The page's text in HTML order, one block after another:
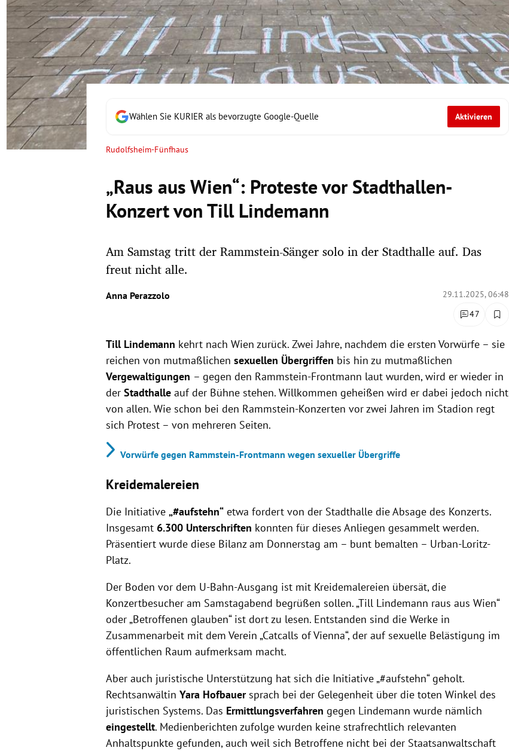
Untermenü
Untermenü
Untermenü
Untermenü
Untermenü
Wählen Sie KURIER als bevorzugte Google-Quelle Aktivieren
Rudolfsheim-Fünfhaus
„Raus aus Wien“: Proteste vor Stadthallen-
Konzert von Till Lindemann
Am Samstag tritt der Rammstein-Sänger solo in der Stadthalle auf. Das
freut nicht alle.
Anna Perazzolo
29.11.2025, 06:48
47
Till Lindemann kehrt nach Wien zurück. Zwei Jahre, nachdem die ersten Vorwürfe – sie
reichen von mutmaßlichen sexuellen Übergriffen bis hin zu mutmaßlichen
Vergewaltigungen – gegen den Rammstein-Frontmann laut wurden, wird er wieder in
der Stadthalle auf der Bühne stehen. Willkommen geheißen wird er dabei jedoch nicht
von allen. Wie schon bei den Rammstein-Konzerten vor zwei Jahren im Stadion regt
sich Protest – von mehreren Seiten.
Vorwürfe gegen Rammstein-Frontmann wegen sexueller Übergriffe
Kreidemalereien
Die Initiative „#aufstehn“etwa fordert von der Stadthalle die Absage des Konzerts.
Insgesamt 6.300 Unterschriften konnten für dieses Anliegen gesammelt werden.
Präsentiert wurde diese Bilanz am Donnerstag am – bunt bemalten – Urban-Loritz-
Platz.
Der Boden vor dem U-Bahn-Ausgang ist mit Kreidemalereien übersät, die
Konzertbesucher am Samstagabend begrüßen sollen. „Till Lindemann raus aus Wien“
oder „Betroffenen glauben“ ist dort zu lesen. Entstanden sind die Werke in
Zusammenarbeit mit dem Verein „Catcalls of Vienna“, der auf sexuelle Belästigung im
öffentlichen Raum aufmerksam macht.
Aber auch juristische Unterstützung hat sich die Initiative „#aufstehn“ geholt.
Rechtsanwältin Yara Hofbauersprach bei der Gelegenheit über die toten Winkel des
juristischen Systems. Das Ermittlungsverfahren gegen Lindemann wurde nämlich
eingestellt. Medienberichten zufolge wurden keine strafrechtlich relevanten
Anhaltspunkte gefunden, auch weil sich Betroffene nicht bei der Staatsanwaltschaft